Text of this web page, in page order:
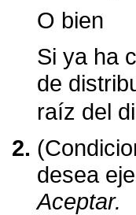
O bien
Si ya ha
de
raíz del
desea
Aceptar.